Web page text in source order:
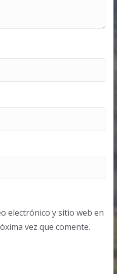
electrónico y sitio web en
vez que comente.